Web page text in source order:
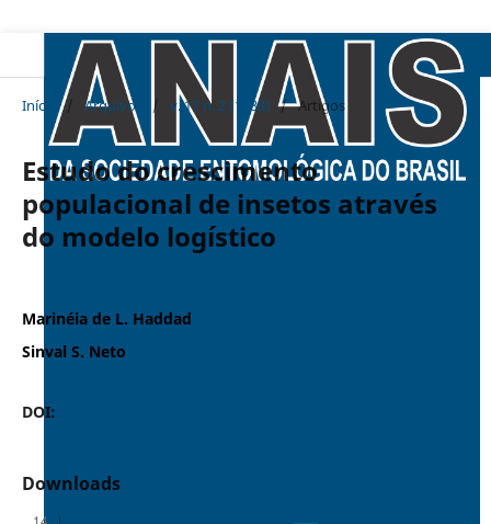
Início / Arquivos / v. 17 n. 2 (1988) / Artigos
Estudo do crescimento
populacional de insetos através
do modelo logístico
Marinéia de L. Haddad
Sinval S. Neto
DOI:
Downloads